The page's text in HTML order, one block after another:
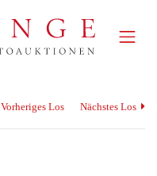
Vorheriges Los Nächstes Los